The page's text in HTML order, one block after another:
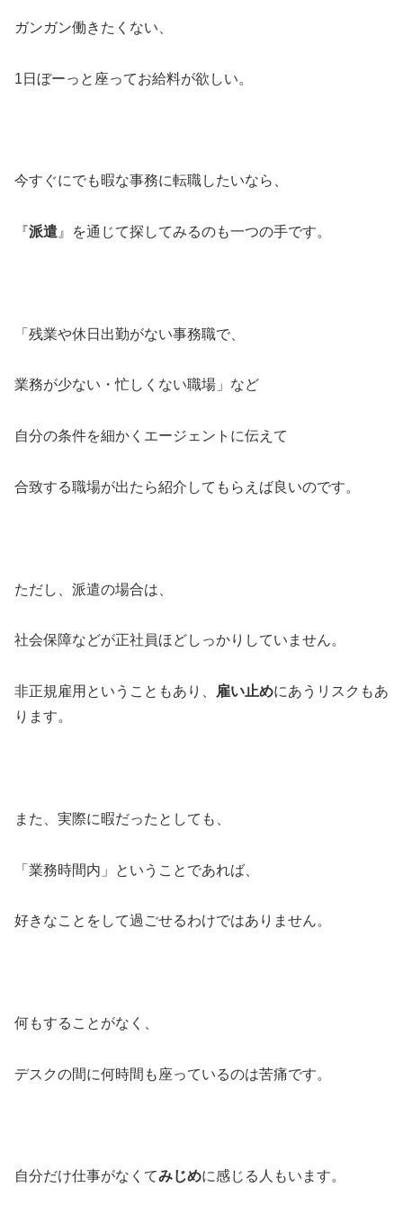
ガンガン働きたくない、
1日ぼーっと座ってお給料が欲しい。
今すぐにでも暇な事務に転職したいなら、
『派遣 』を通じて探してみるのも一つの手です。
「残業や休日出勤がない事務職で、
業務が少ない・忙しくない職場」など
自分の条件を細かくエージェントに伝えて
合致する職場が出たら紹介してもらえば良いのです。
ただし、派遣の場合は、
社会保障などが正社員ほどしっかりしていません。
非正規雇用ということもあり、 雇い止めにあうリスクもあ
ります。
また、実際に暇だったとしても、
「業務時間内」ということであれば、
好きなことをして過ごせるわけではありません。
何もすることがなく、
デスクの間に何時間も座っているのは苦痛です。
自分だけ仕事がなくてみじめに感じる人もいます。